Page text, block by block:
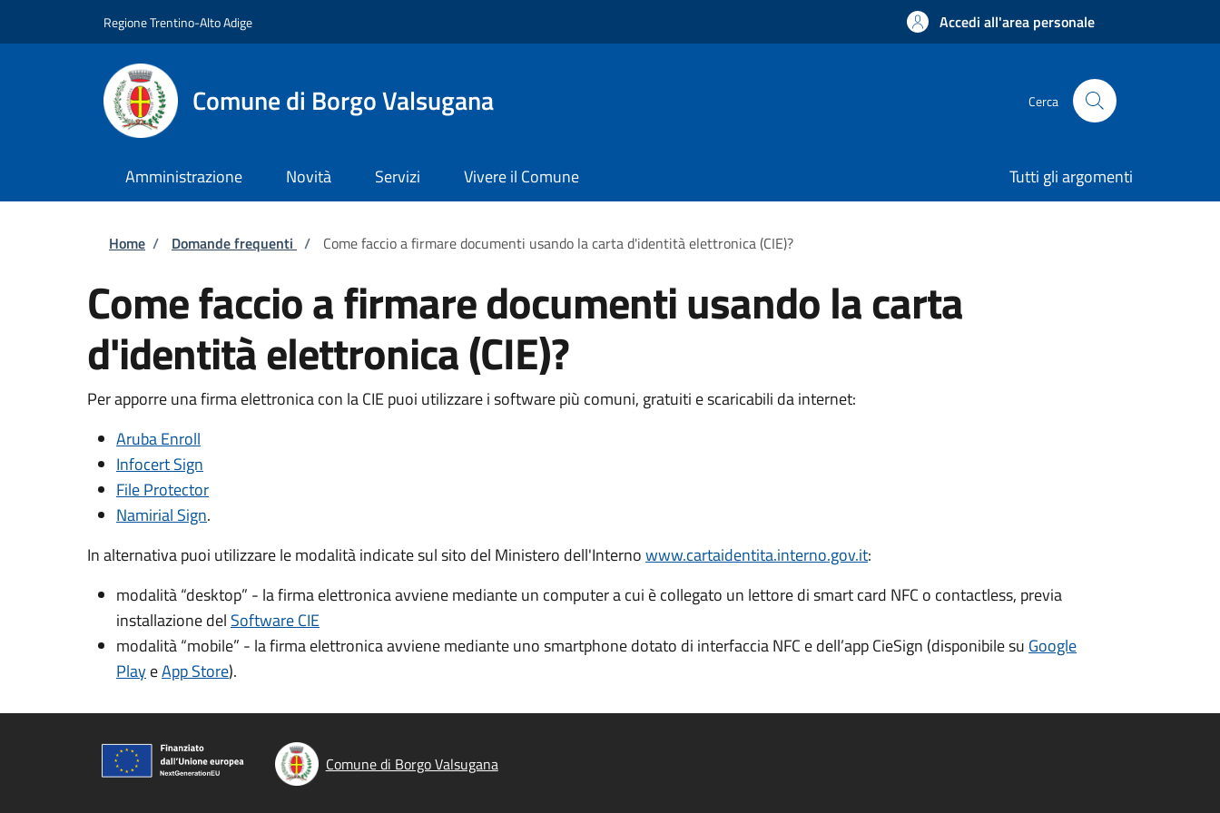
Regione Trentino-Alto Adige Accedi all'area personale
Comune di Borgo Valsugana Cerca
Amministrazione Novità Servizi Vivere il Comune Tutti gli argomenti
Briciole di pane
Home / Domande frequenti / Come faccio a firmare documenti usando la carta d'identità elettronica (CIE)?
Come faccio a firmare documenti usando la carta
d'identità elettronica (CIE)?
Per apporre una firma elettronica con la CIE puoi utilizzare i software più comuni, gratuiti e scaricabili da internet:
Aruba Enroll
Infocert Sign
File Protector
Namirial Sign.
In alternativa puoi utilizzare le modalità indicate sul sito del Ministero dell'Internowww.cartaidentita.interno.gov.it:
modalità “desktop” - la firma elettronica avviene mediante un computer a cui è collegato un lettore di smart card NFC o contactless, previa
installazione del Software CIE
modalità “mobile” - la firma elettronica avviene mediante uno smartphone dotato di interfaccia NFC e dell’app CieSign (disponibile su Google
PlayeApp Store).
Comune di Borgo Valsugana